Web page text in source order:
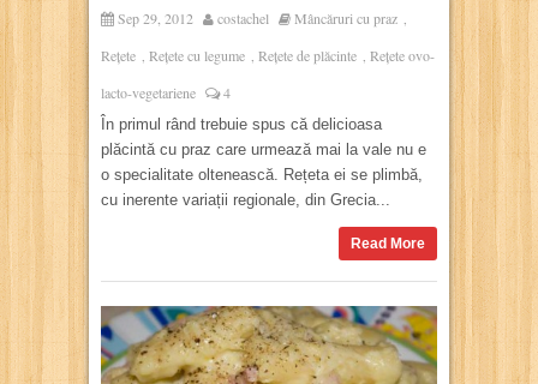
Sep 29, 2012 costachel Mâncăruri cu praz ,
Rețete , Rețete cu legume , Rețete de plăcinte , Rețete ovo-
lacto-vegetariene
4
În primul rând trebuie spus că delicioasa
plăcintă cu praz care urmează mai la vale nu e
o specialitate oltenească. Rețeta ei se plimbă,
cu inerente variații regionale, din Grecia...
Read More